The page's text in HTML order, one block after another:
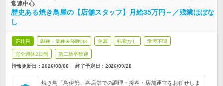
常連中心
歴史ある焼き鳥屋の【店舗スタッフ】月給35万円～／残業ほぼな
し
正社員 職種・業種未経験OK 急募 転勤なし 学歴不問
完全週休2日制 第二新卒歓迎
情報更新日：2026/08/06 終了予定日： 2026/09/28
焼き鳥「鳥伊勢」各店舗での調理・接客・店舗運営をお任せしま